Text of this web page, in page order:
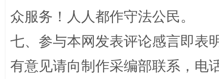
众服务！人人都作守法公民。
七、参与本网发表评论感言即表
有意见请向制作采编部联系，电